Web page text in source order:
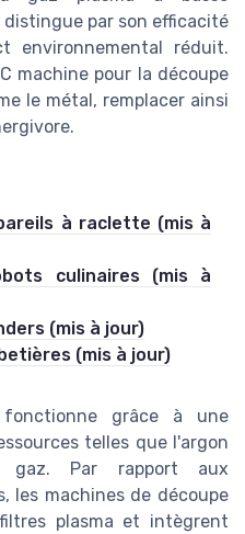
distingue par son efficacité
environnemental réduit.
machine pour la découpe
le métal, remplacer ainsi
à raclette (mis à
culinaires (mis à
(mis à jour)
(mis à jour)
grâce à une
telles que l'argon
gaz. Par rapport aux
les machines de découpe
plasma et intègrent